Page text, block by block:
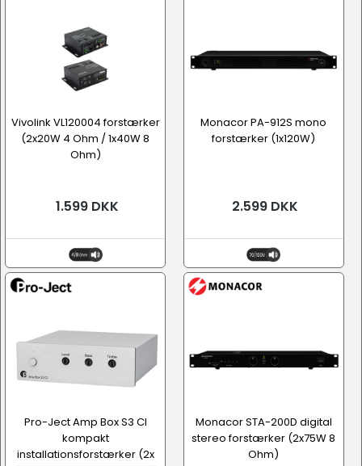
Vivolink VL120004 forstærker
(2x20W 4 Ohm / 1x40W 8
Ohm)
1.599 DKK
Monacor PA-912S mono
forstærker (1x120W)
2.599 DKK
Pro-Ject Amp Box S3 CI
kompakt
installationsforstærker (2x
Monacor STA-200D digital
stereo forstærker (2x75W 8
Ohm)